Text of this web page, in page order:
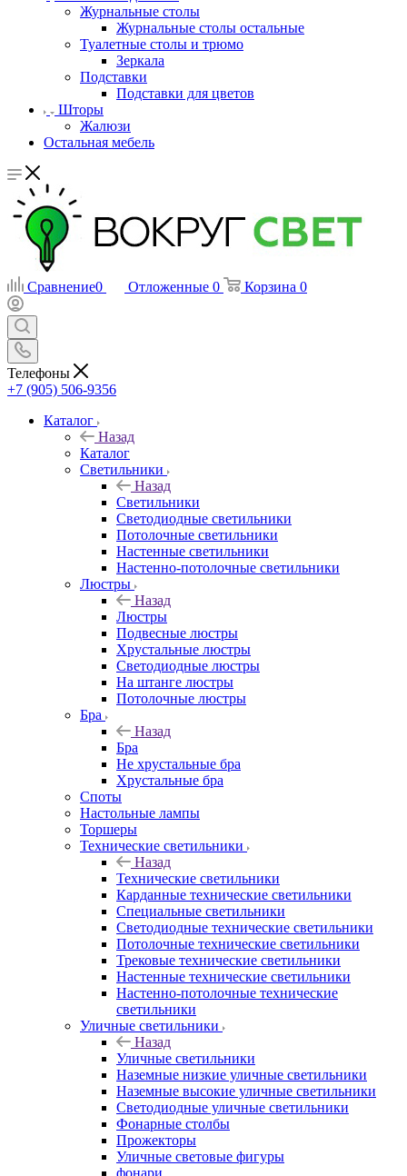
Журнальные столы
Журнальные столы остальные
Туалетные столы и трюмо
Зеркала
Подставки
Подставки для цветов
Шторы
Жалюзи
Остальная мебель
Сравнение0 Отложенные 0 Корзина 0
Телефоны
+7 (905) 506-9356
Каталог
Назад
Каталог
Светильники
Назад
Светильники
Светодиодные светильники
Потолочные светильники
Настенные светильники
Настенно-потолочные светильники
Люстры
Назад
Люстры
Подвесные люстры
Хрустальные люстры
Светодиодные люстры
На штанге люстры
Потолочные люстры
Бра
Назад
Бра
Не хрустальные бра
Хрустальные бра
Споты
Настольные лампы
Торшеры
Технические светильники
Назад
Технические светильники
Карданные технические светильники
Специальные светильники
Светодиодные технические светильники
Потолочные технические светильники
Трековые технические светильники
Настенные технические светильники
Настенно-потолочные технические
светильники
Уличные светильники
Назад
Уличные светильники
Наземные низкие уличные светильники
Наземные высокие уличные светильники
Светодиодные уличные светильники
Фонарные столбы
Прожекторы
Уличные световые фигуры
фонари